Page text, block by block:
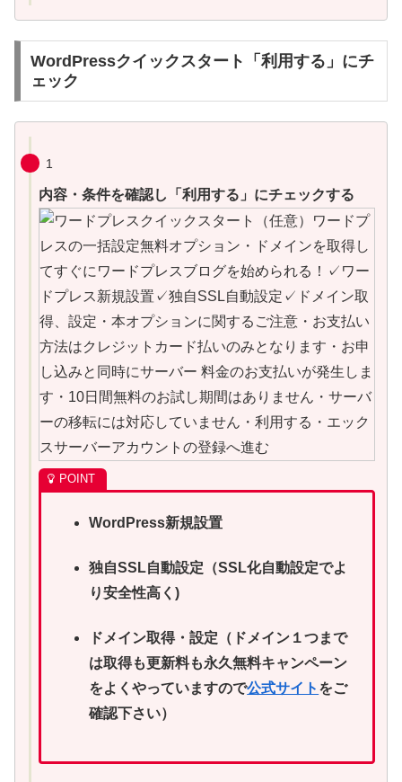
WordPressクイックスタート「利用する」にチ
ェック
1
内容・条件を確認し「利用する」にチェックする
WordPress新規設置
独自SSL自動設定（SSL化自動設定でよ
り安全性高く)
ドメイン取得・設定（ドメイン１つまで
は取得も更新料も永久無料キャンペーン
をよくやっていますので公式サイト をご
確認下さい）